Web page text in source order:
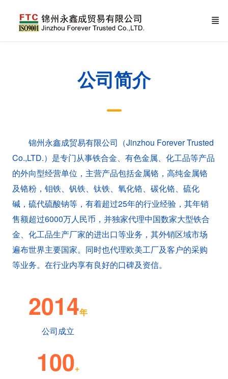
公司简介
锦州永鑫成贸易有限公司（Jinzhou Forever Trusted
Co.,LTD.）是专门从事铁合金、有色金属、化工品等产品
的外向型经营单位，主营产品包括金属铬，高纯金属铬
及铬粉，钼铁、钒铁、钛铁、氧化铬、碳化铬、硫化
碱，硫代硫酸钠等，有着超过25年的行业经验，其年销
售额超过6000万人民币，并独家代理中国数家大型铁合
金、化工品生产厂家的进出口等业务，其外销区域市场
遍布世界主要国家。同时也代理欧美工厂及客户的采购
等业务。在行业内享有良好的口碑及资信。
2014年
公司成立
100+